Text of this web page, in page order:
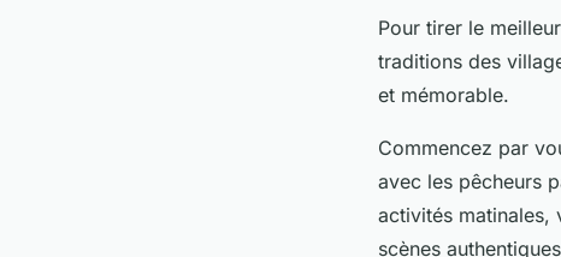
Pour tirer le
traditions des
et mémorable.
Commencez par
avec les pêcheurs
activités matinales,
scènes